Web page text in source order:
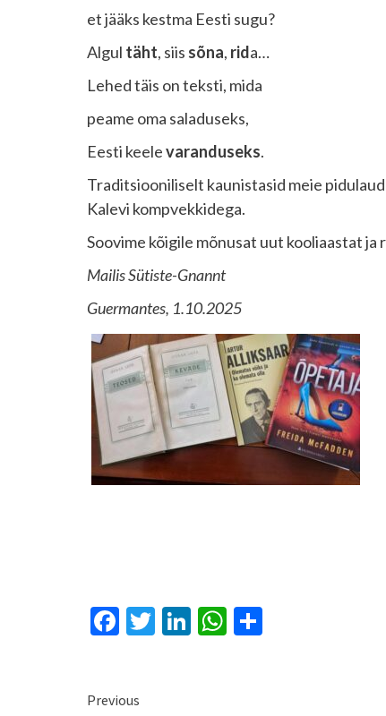
et jääks kestma Eesti sugu?
Algul täht, siis sõna, rida…
Lehed täis on teksti, mida
peame oma saladuseks,
Eesti keelevaranduseks.
Traditsiooniliselt kaunistasid meie
Kalevi kompvekkidega.
Soovime kõigile mõnusat uut kooliaastat ja
Mailis Sütiste-Gnannt
Guermantes, 1.10.2025
Facebook
Twitter
LinkedIn
WhatsApp
Continue
Previous